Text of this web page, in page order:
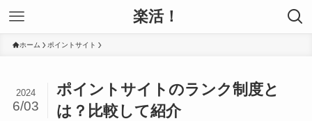
楽活！
ホーム ポイントサイト
ポイントサイトのランク制度と
は？比較して紹介
2024
6/03